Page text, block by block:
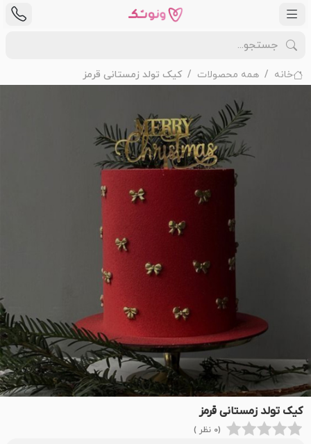
خانه همه محصولات کیک تولد زمستانی قرمز
کیک تولد زمستانی قرمز
(0 نظر )